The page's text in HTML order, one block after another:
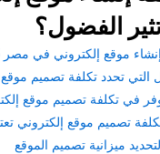
الفضول؟
موقع إلكتروني في مصر 2025
التي تحدد تكلفة تصميم موقع
في تكلفة تصميم موقع
تصميم موقع إلكتروني
ميزانية تصميم الموقع